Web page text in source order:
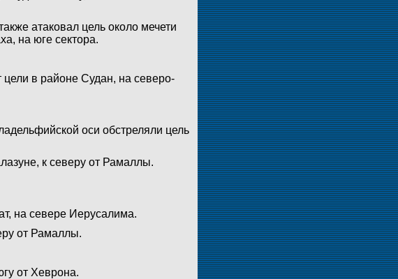
атаковал цель около мечети
на юге сектора.
в районе Судан, на северо-
оси обстреляли цель
к северу от Рамаллы.
на севере Иерусалима.
от Рамаллы.
от Хеврона.